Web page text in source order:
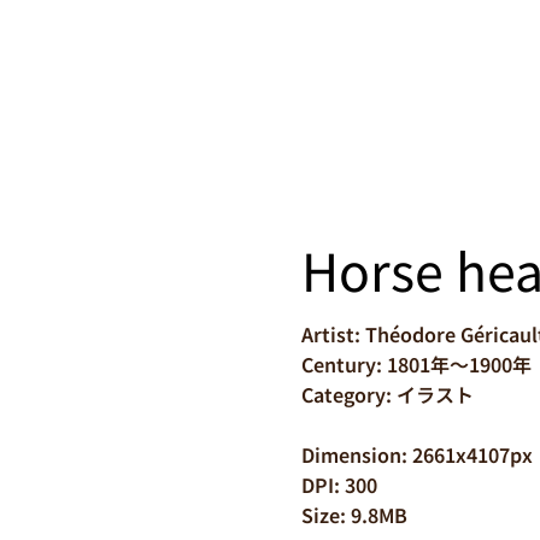
Horse
Artist: Théodore
Century: 1801年～1900年
Category: イラスト
Dimension: 2661x4107px
DPI: 300
Size: 9.8MB